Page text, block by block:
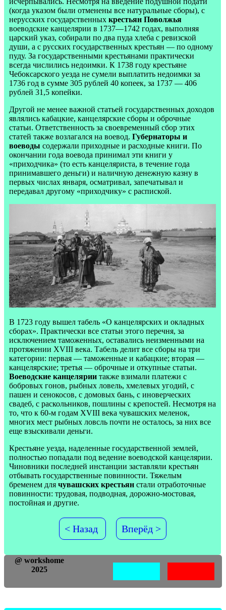
(когда указом были отменены все натуральные сборы), с
нерусских государственных крестьян Поволжья
воеводские канцелярии в 1737—1742 годах, выполняя
царский указ, собирали по два пуда хлеба с ревизской
души, а с русских государственных крестьян — по одному
пуду. За государственными крестьянами практически
всегда числились недоимки. К 1738 году крестьяне
Чебоксарского уезда не сумели выплатить недоимки за
1736 год в сумме 305 рублей 40 копеек, за 1737 — 406
рублей 31,5 копейки.
Другой не менее важной статьей государственных доходов
являлись кабацкие, канцелярские сборы и оброчные
статьи. Ответственность за своевременный сбор этих
статей также возлагался на воевод. Губернаторы и
воеводы содержали приходные и расходные книги. По
окончании года воевода принимал эти книги у
«приходчика» (то есть канцеляриста, в течение года
принимавшего деньги) и наличную денежную казну в
первых числах января, осматривал, запечатывал и
передавал другому «приходчику» с распиской.
В 1723 году вышел табель «О канцелярских и окладных
сборах». Практически все статьи этого перечня, за
исключением таможенных, оставались неизменными на
протяжении XVIII века. Табель делит все сборы на три
категории: первая — таможенные и кабацкие; вторая —
канцелярские; третья — оброчные и откупные статьи.
Воеводские канцелярии также взимали платежи с
бобровых гонов, рыбных ловель, хмелевых угодий, с
пашен и сенокосов, с домовых бань, с иноверческих
свадеб, с раскольников, пошлины с крепостей. Несмотря на
то, что к 60-м годам XVIII века чувашских меленок,
многих мест рыбных ловсль почти не осталось, за них все
еще взыскивали деньги.
Крестьяне уезда, наделенные государственной землей,
полностью попадали под ведение воеводской канцелярии.
Чиновники последней инстанции заставляли крестьян
отбывать государственные повинности. Тяжелым
бременем для чувашских крестьян стали отработочные
повинности: трудовая, подводная, дорожно-мостовая,
постойная и другие.
< Назад Вперёд >
@ workshome
2025